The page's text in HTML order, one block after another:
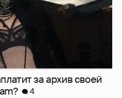
за архив своей
4